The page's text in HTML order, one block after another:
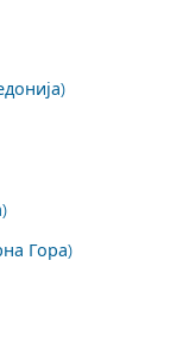
Гора)